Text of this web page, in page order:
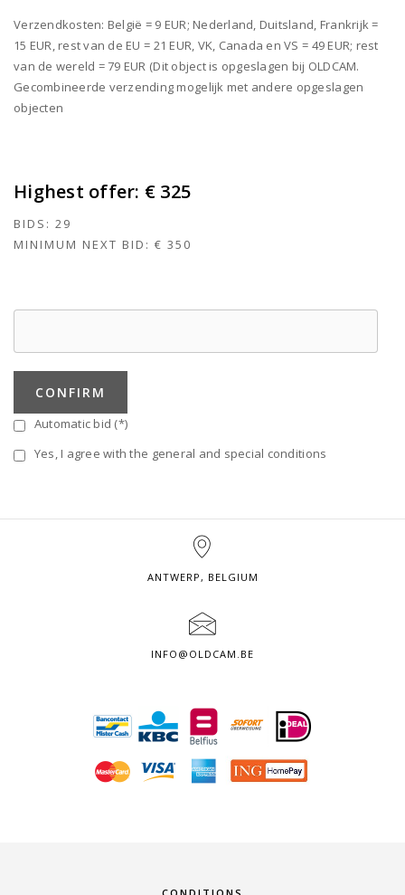
Verzendkosten: België = 9 EUR; Nederland, Duitsland, Frankrijk =
15 EUR, rest van de EU = 21 EUR, VK, Canada en VS = 49 EUR; rest
van de wereld = 79 EUR (Dit object is opgeslagen bij OLDCAM.
Gecombineerde verzending mogelijk met andere opgeslagen
objecten
Highest offer: € 325
BIDS: 29
MINIMUM NEXT BID: € 350
CONFIRM
Automatic bid (*)
Yes, I agree with the general and special conditions
ANTWERP, BELGIUM
INFO@OLDCAM.BE